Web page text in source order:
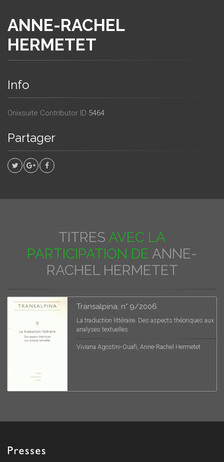
ANNE-RACHEL
HERMETET
Info
Onixsuite Contributor ID 5464
Partager
TITRES AVEC LA
PARTICIPATION DE ANNE-
RACHEL HERMETET
Transalpina, n° 9/2006
La traduction littéraire. Des aspects théoriques aux
analyses textuelles
Viviana Agostini-Ouafi, Anne-Rachel Hermetet